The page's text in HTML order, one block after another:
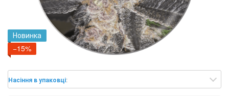
Новинка
−15%
Насіння в упаковці: